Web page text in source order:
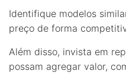
Identifique modelos
preço de forma
Além disso, invista em
possam agregar valor,